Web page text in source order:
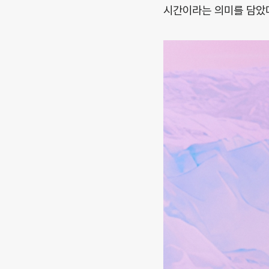
시간이라는 의미를 담았